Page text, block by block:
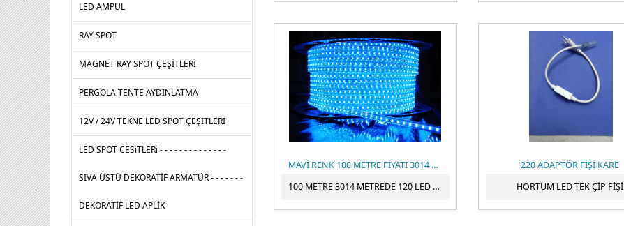
LED AMPUL
RAY SPOT
MAGNET RAY SPOT ÇEŞİTLERİ
PERGOLA TENTE AYDINLATMA
12V / 24V TEKNE LED SPOT ÇEŞITLERI
LED SPOT CESiTLERi - - - - - - - - - - - - - -
SIVA ÜSTÜ DEKORATİF ARMATÜR - - - - - - -
DEKORATİF LED APLİK
MAVİ RENK 100 METRE FİYATI 3014 HORTUM LED
100 METRE 3014 METREDE 120 LED MAVİ 220 VOLT ŞERİT HORTUM LED
220 ADAPTÖR FİŞİ KARE
HORTUM LED TEK ÇİP FİŞİ